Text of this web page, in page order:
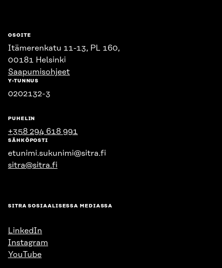
OSOITE
Itämerenkatu 11-13, PL 160,
00181 Helsinki
Saapumisohjeet
Y-TUNNUS
0202132-3
PUHELIN
+358 294 618 991
SÄHKÖPOSTI
etunimi.sukunimi@sitra.fi
sitra@sitra.fi
SITRA SOSIAALISESSA MEDIASSA
LinkedIn
Instagram
YouTube